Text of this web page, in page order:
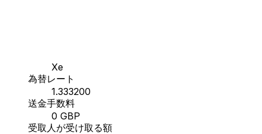
Xe
為替レート
1.333200
送金手数料
0 GBP
受取人が受け取る額